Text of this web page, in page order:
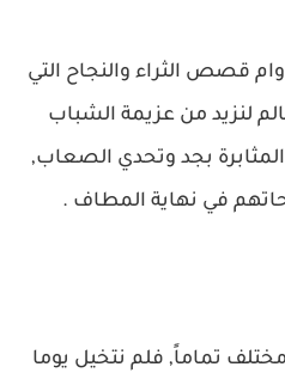
قصص الثراء والنجاح التي
لنزيد من عزيمة الشباب
بجد وتحدي الصعاب,
في نهاية المطاف .
تماماً, فلم نتخيل يوما